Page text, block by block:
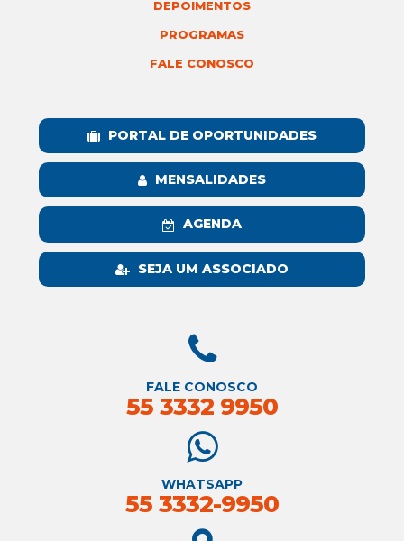
DEPOIMENTOS
PROGRAMAS
FALE CONOSCO
PORTAL DE OPORTUNIDADES
MENSALIDADES
AGENDA
SEJA UM ASSOCIADO
FALE CONOSCO
55 3332 9950
WHATSAPP
55 3332-9950